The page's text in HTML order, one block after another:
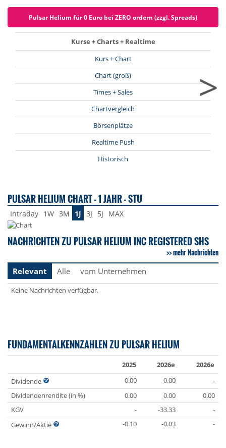
Pulsar Helium für 0 Euro bei ZERO ordern (zzgl. Spreads)
Kurse + Charts + Realtime
Kurs + Chart
Chart (groß)
Times + Sales
Chartvergleich
Börsenplätze
Realtime Push
Historisch
>
PULSAR HELIUM CHART - 1 JAHR - STU
Intraday 1W 3M 1J 3J 5J MAX
NACHRICHTEN ZU PULSAR HELIUM INC REGISTERED SHS
mehr Nachrichten
Relevant
Alle vom Unternehmen
Keine Nachrichten verfügbar.
FUNDAMENTALKENNZAHLEN ZU PULSAR HELIUM
2025 2026e
2026e
Dividende
0.00 0.00
-
Dividendenrendite (in %)
0.00 0.00
0.00
KGV
- -33.33
-
Gewinn/Aktie
-0.10 -0.03 -